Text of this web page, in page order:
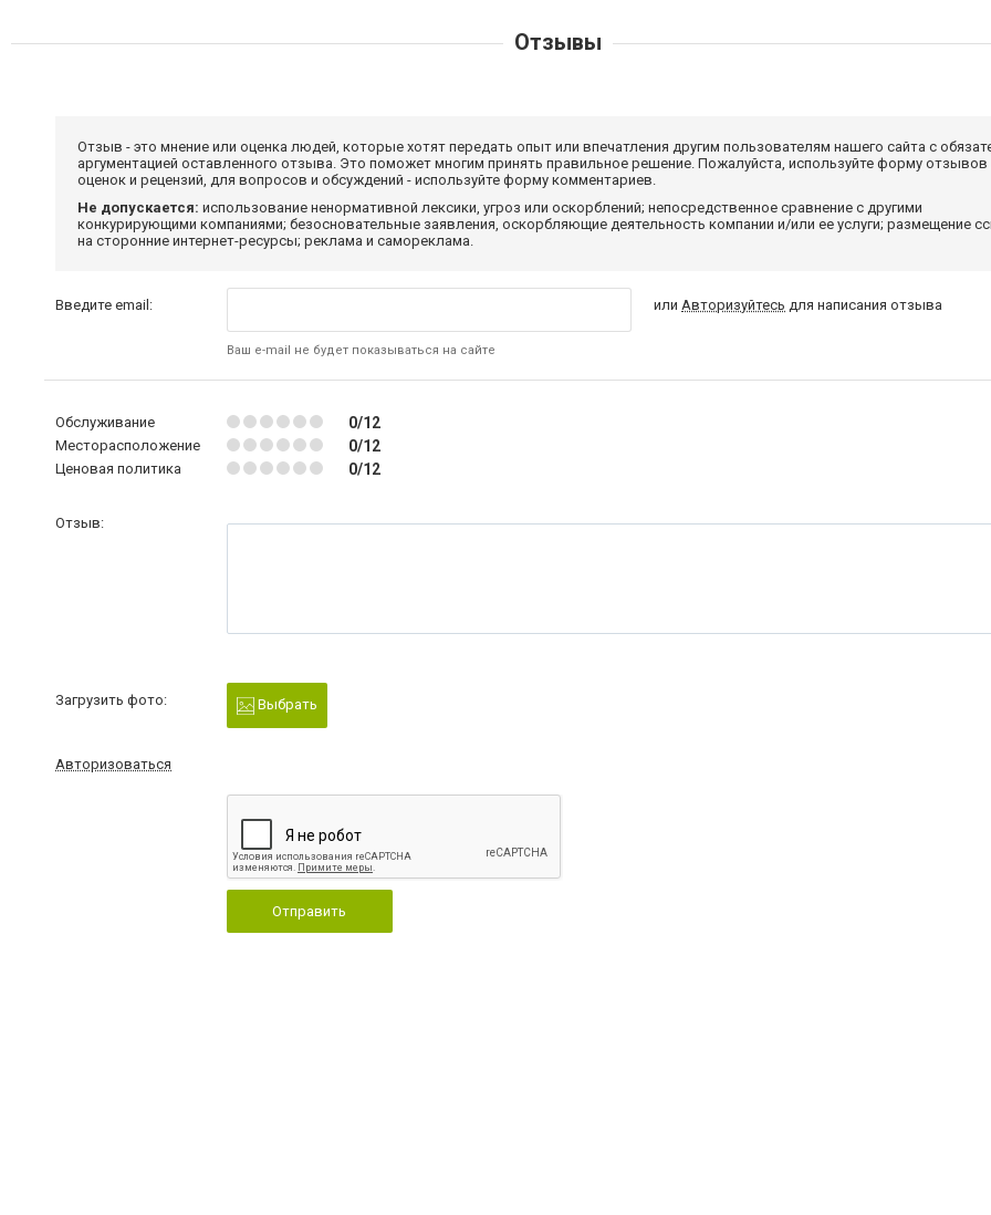
Отзывы
Отзыв - это мнение или оценка людей, которые хотят передать опыт или впечатления другим пользователям нашего сайта с
аргументацией оставленного отзыва. Это поможет многим принять правильное решение. Пожалуйста, используйте форму отзывов
оценок и рецензий, для вопросов и обсуждений - используйте форму комментариев.
Не допускается: использование ненормативной лексики, угроз или оскорблений; непосредственное сравнение с другими
конкурирующими компаниями; безосновательные заявления, оскорбляющие деятельность компании и/или ее услуги; размещение
на сторонние интернет-ресурсы; реклама и самореклама.
Введите email:
Ваш e-mail не будет показываться на сайте
илиАвторизуйтесь для написания отзыва
Обслуживание 0/12
Месторасположение 0/12
Ценовая политика 0/12
Отзыв:
Загрузить фото: Выбрать
Авторизоваться
Отправить